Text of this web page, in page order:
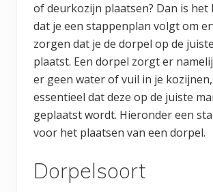
of deurkozijn plaatsen? Dan is
dat je een stappenplan volgt om
zorgen dat je de dorpel op de
plaatst. Een dorpel zorgt er
er geen water of vuil in je
essentieel dat deze op de juiste
geplaatst wordt. Hieronder een
voor het plaatsen van een dorpel.
Dorpelsoort